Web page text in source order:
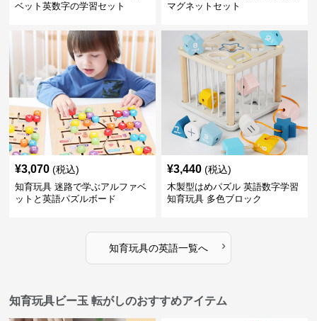
ベット英数字の学習セット
マグネットセット
¥3,070 (税込)
知育玩具 迷路で学ぶアルファベ
ットと英語パズルボード
¥3,440 (税込)
木製型はめパズル 英語数字学習
知育玩具 多色ブロック
知育玩具の英語一覧へ ›
知育玩具ビー玉 転がしのおすすめアイテム